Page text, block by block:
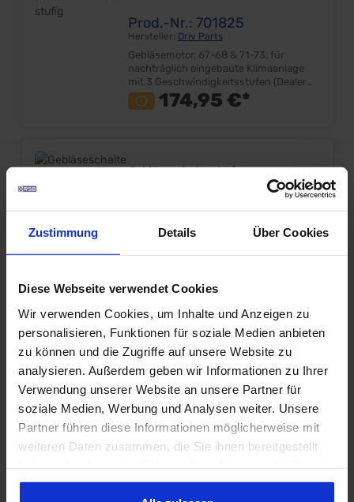
Zustimmung Details Über Cookies
Diese Webseite verwendet Cookies
Wir verwenden Cookies, um Inhalte und Anzeigen zu
personalisieren, Funktionen für soziale Medien anbieten
zu können und die Zugriffe auf unsere Website zu
analysieren. Außerdem geben wir Informationen zu Ihrer
Verwendung unserer Website an unsere Partner für
soziale Medien, Werbung und Analysen weiter. Unsere
Partner führen diese Informationen möglicherweise mit
weiteren Daten zusammen, die Sie ihnen bereitgestellt
gesammelt haben. Sie geben Einwilligung zu unseren
Prod.-Nr.: 701825
Hersteller: Driv Parts
Gebläsemotor, 67-68 & 71-73, für
nachträglich eingebaute Klimaanlage
mit 3 Geschwindigkeitsstufen (Dealer
installed), Stück Passend nur für
Klimaanlagen die vom Händler
174,95 €*
Gebläseschalter Lüftermotor, 68,
Hersteller:Scott Drake
Gebläseschalter für Lüftermotor
Sehr gute Qualität Lieferumfang: Stück
Preis: Pro Stück Einbauort:
Armaturenbrett
169,98 €*
Gebläseschalter Lüftermotor, 68,
mit AC
Prod.-Nr.: 716293
Hersteller:Scott Drake
Gebläseschalter für Lüftermotor
169,98 €*